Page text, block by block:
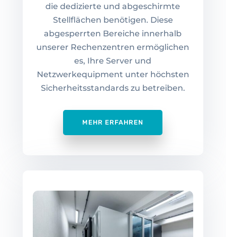
die dedizierte und abgeschirmte
Stellflächen benötigen. Diese
abgesperrten Bereiche innerhalb
unserer Rechenzentren ermöglichen
es, Ihre Server und
Netzwerkequipment unter höchsten
Sicherheitsstandards zu betreiben.
MEHR ERFAHREN